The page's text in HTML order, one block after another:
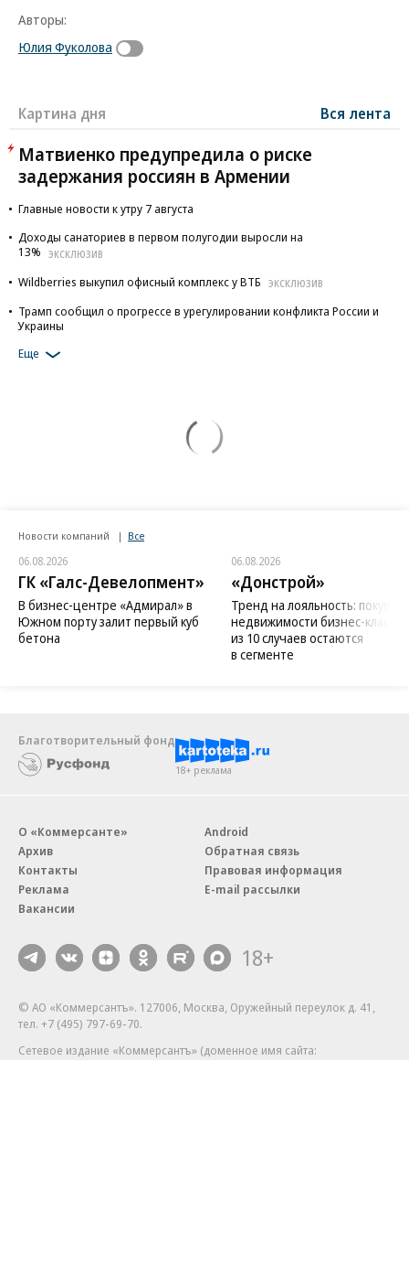
Авторы:
Юлия Фуколова
Картина дня Вся лента
Матвиенко предупредила о риске
задержания россиян в Армении
Главные новости к утру 7 августа
Доходы санаториев в первом полугодии выросли на
13%
ЭКСКЛЮЗИВ
Wildberries выкупил офисный комплекс у ВТБ ЭКСКЛЮЗИВ
Трамп сообщил о прогрессе в урегулировании конфликта России и
Украины
Еще
Новости компаний Все
06.08.2026
ГК «Галс-Девелопмент»
В бизнес-центре «Адмирал» в
Южном порту залит первый куб
бетона
06.08.2026
«Донстрой»
Тренд на лояльность:
недвижимости бизнес-класса
из 10 случаев остаются
в сегменте
Благотворительный фонд
18+ реклама
О «Коммерсанте»
Архив
Контакты
Реклама
Вакансии
Android
Обратная связь
Правовая информация
E-mail рассылки
18+
© АО «Коммерсантъ». 127006, Москва, Оружейный переулок д. 41,
тел. +7 (495) 797-69-70.
Сетевое издание «Коммерсантъ» (доменное имя сайта: